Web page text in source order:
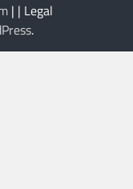
| | Legal
.